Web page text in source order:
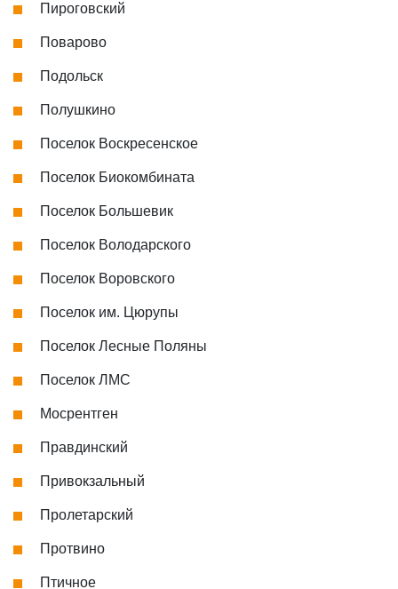
Пироговский
Поварово
Подольск
Полушкино
Поселок Воскресенское
Поселок Биокомбината
Поселок Большевик
Поселок Володарского
Поселок Воровского
Поселок им. Цюрупы
Поселок Лесные Поляны
Поселок ЛМС
Мосрентген
Правдинский
Привокзальный
Пролетарский
Протвино
Птичное